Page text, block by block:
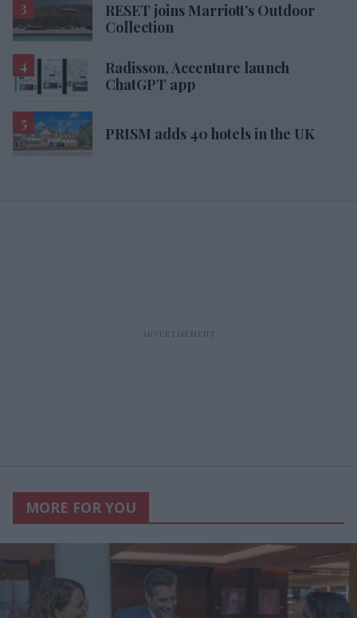
RESET joins Marriott’s Outdoor
Collection
Radisson, Accenture launch
ChatGPT app
PRISM adds 40 hotels in the UK
MORE FOR YOU